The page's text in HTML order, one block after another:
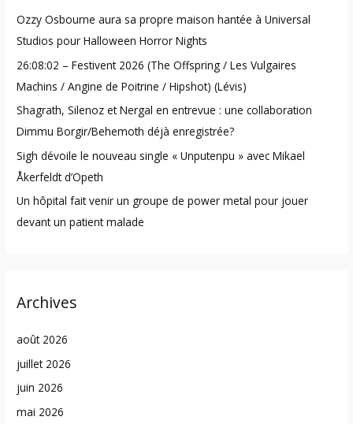
f
o
r
:
Ozzy Osbourne aura sa propre maison hantée à Universal
Studios pour Halloween Horror Nights
26:08:02 – Festivent 2026 (The Offspring / Les Vulgaires
Machins / Angine de Poitrine / Hipshot) (Lévis)
Shagrath, Silenoz et Nergal en entrevue : une collaboration
Dimmu Borgir/Behemoth déjà enregistrée?
Sigh dévoile le nouveau single « Unputenpu » avec Mikael
Åkerfeldt d’Opeth
Un hôpital fait venir un groupe de power metal pour jouer
devant un patient malade
Archives
août 2026
juillet 2026
juin 2026
mai 2026